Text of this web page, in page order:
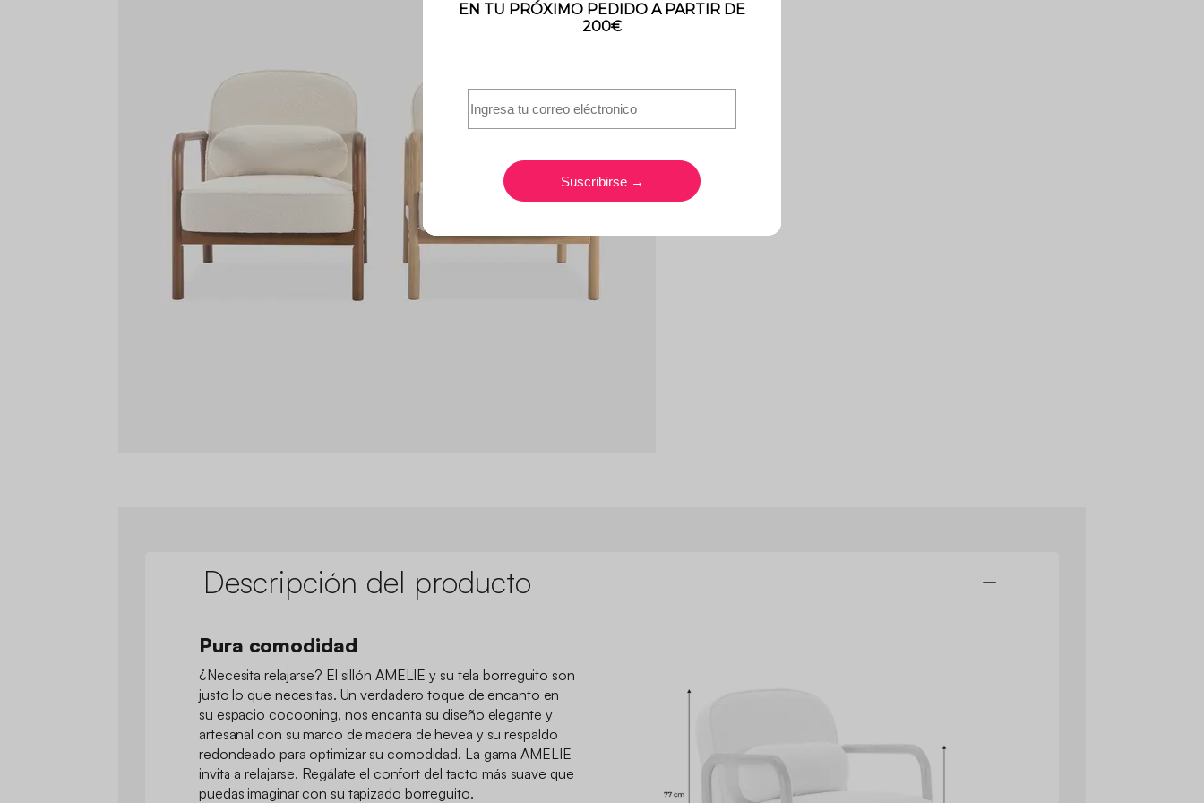
Descripción del producto
Pura comodidad
¿Necesita relajarse? El sillón AMELIE y su tela borreguito son
justo lo que necesitas. Un verdadero toque de encanto en
su espacio cocooning, nos encanta su diseño elegante y
artesanal con su marco de madera de hevea y su respaldo
redondeado para optimizar su comodidad. La gama AMELIE
invita a relajarse. Regálate el confort del tacto más suave que
puedas imaginar con su tapizado borreguito.